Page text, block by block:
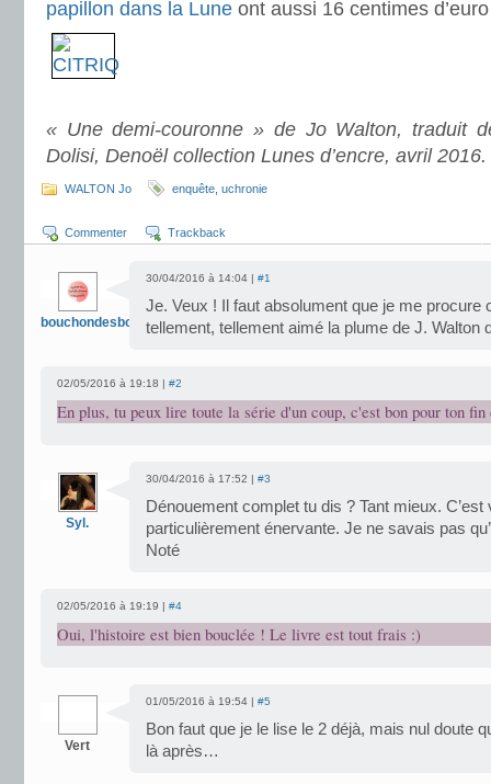
papillon dans la Lune ont aussi 16 centimes
« Une demi-couronne » de Jo Walton, traduit
Dolisi, Denoël collection Lunes d’encre, avril 2016.
WALTON Jo enquête uchronie
Commenter Trackback
bouchondesbois
30/04/2016 à 14:04 | #1
Je. Veux ! Il faut absolument que je me procure
tellement, tellement aimé la plume de J.
02/05/2016 à 19:18 | #2
En plus, tu peux lire toute la série d'un coup, c'est bon pour ton
Syl.
30/04/2016 à 17:52 | #3
Dénouement complet tu dis ? Tant mieux.
particulièrement énervante. Je ne savais pas
Noté
02/05/2016 à 19:19 | #4
Oui, l'histoire est bien bouclée ! Le livre est tout frais :)
Vert
01/05/2016 à 19:54 | #5
Bon faut que je le lise le 2 déjà, mais nul doute
là après…